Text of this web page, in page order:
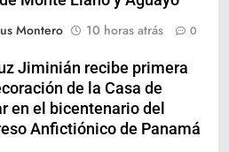
Montero
10 horas atrás 0
Jiminián recibe primera
de la Casa de
en el bicentenario del
Anfictiónico de Panamá